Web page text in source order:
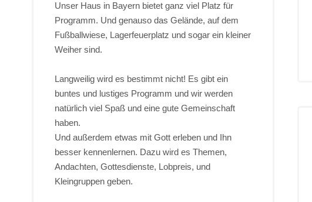
Unser Haus in Bayern bietet ganz viel Platz für
Programm. Und genauso das Gelände, auf dem
Fußballwiese, Lagerfeuerplatz und sogar ein kleiner
Weiher sind.
Langweilig wird es bestimmt nicht! Es gibt ein
buntes und lustiges Programm und wir werden
natürlich viel Spaß und eine gute Gemeinschaft
haben.
Und außerdem etwas mit Gott erleben und Ihn
besser kennenlernen. Dazu wird es Themen,
Andachten, Gottesdienste, Lobpreis, und
Kleingruppen geben.